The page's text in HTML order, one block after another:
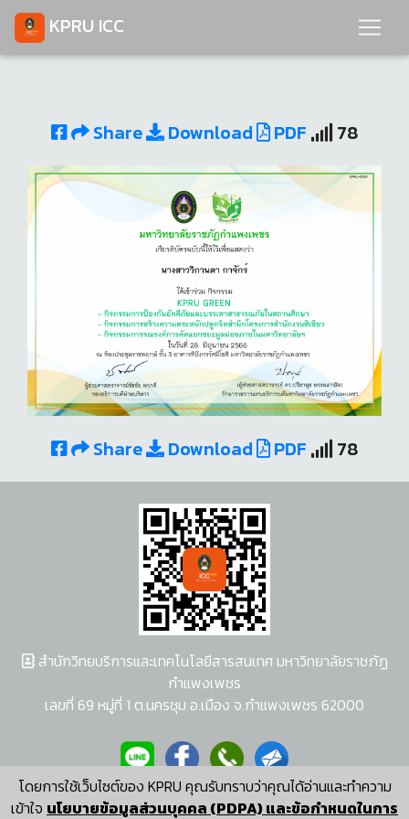
KPRU ICC
Share Download PDF 78
Share Download PDF 78
โดยการใช้เว็บไซต์ของ KPRU คุณรับทราบว่าคุณได้อ่านและทำความ
เข้าใจ นโยบายข้อมูลส่วนบุคคล (PDPA) และข้อกำหนดในการ
สำนักวิทยบริการและเทคโนโลยีสารสนเทศ มหาวิทยาลัยราชภัฏ
กำแพงเพชร
เลขที่ 69 หมู่ที่ 1 ต.นครชุม อ.เมือง จ.กำแพงเพชร 62000
ผู้พัฒนาระบบ อนุชา พวงผกา